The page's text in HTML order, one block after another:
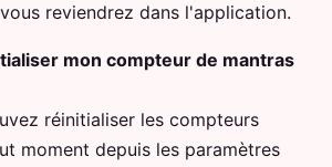
reviendrez dans l'application.
mon compteur de mantras
réinitialiser les compteurs
moment depuis les paramètres